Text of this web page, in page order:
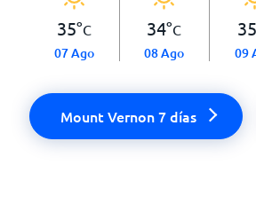
35°C
07 Ago
34°C
08 Ago
35
09
Mount Vernon 7 días